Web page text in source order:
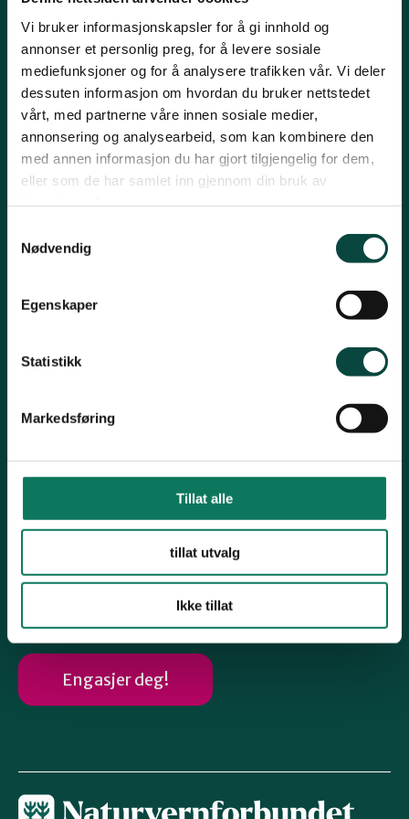
Vi bruker informasjonskapsler for å gi innhold og
annonser et personlig preg, for å levere sosiale
mediefunksjoner og for å analysere trafikken vår. Vi deler
dessuten informasjon om hvordan du bruker nettstedet
vårt, med partnerne våre innen sosiale medier,
annonsering og analysearbeid, som kan kombinere den
med annen informasjon du har gjort tilgjengelig for dem,
eller som de har samlet inn gjennom din bruk av
Nødvendig
Egenskaper
Statistikk
Markedsføring
Tillat alle
tillat utvalg
Ikke tillat
Sarpsborg
Kontakt fylkeslaget
Kirkegaten 31B, 1632 Fredrikstad
Leder: Heidi Oskarsen
Tlf: 41269231
Epost:
post@naturostfold.no
Organisasjonsnummer: 971248149
Snarveier
Viken Park
Oslofjorden og Ålegrasprosjektet
Biologisk mangfold
Vind- og solkraft
Engasjer deg!